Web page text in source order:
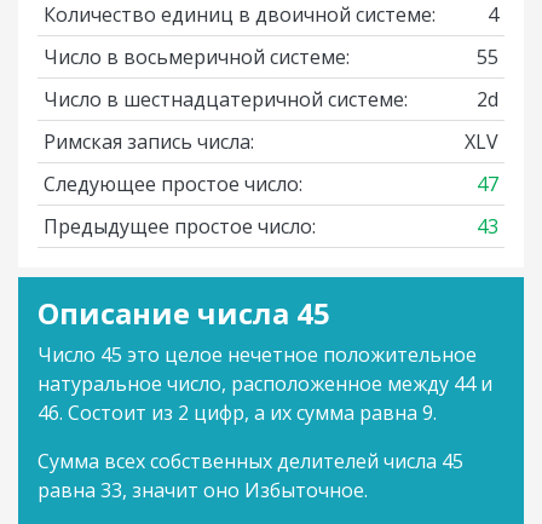
Количество единиц в двоичной системе:
4
Число в восьмеричной системе:
55
Число в шестнадцатеричной системе:
2d
Римская запись числа:
XLV
Следующее простое число:
47
Предыдущее простое число:
43
Описание числа 45
Число 45 это целое нечетное положительное
натуральное число, расположенное между 44 и
46. Состоит из 2 цифр, а их сумма равна 9.
Сумма всех собственных делителей числа 45
равна 33, значит оно Избыточное.